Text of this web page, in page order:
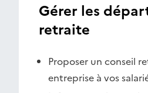
Gérer les
retraite
Proposer un conseil
entreprise à vos